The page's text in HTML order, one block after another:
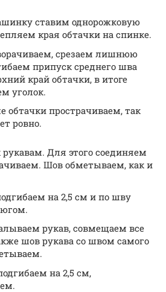
ставим однорожковую
края обтачки на спинке.
срезаем лишнюю
припуск среднего шва
край обтачки, в итоге
уголок.
прострачиваем, так
ровно.
Для этого соединяем
Шов обметываем, как и
на 2,5 см и по шву
рукав, совмещаем все
шов рукава со швом самого
на 2,5 см,